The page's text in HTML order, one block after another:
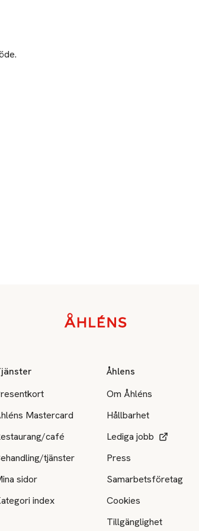
Mastercard
café
tjänster
sidor
index
Åhlens
Om Åhléns
Hållbarhet
Lediga jobb
Press
Samarbetsföretag
Cookies
Tillgänglighet